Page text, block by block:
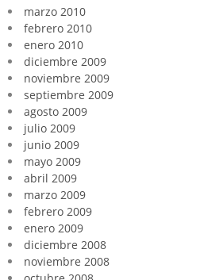
marzo 2010
febrero 2010
enero 2010
diciembre 2009
noviembre 2009
septiembre 2009
agosto 2009
julio 2009
junio 2009
mayo 2009
abril 2009
marzo 2009
febrero 2009
enero 2009
diciembre 2008
noviembre 2008